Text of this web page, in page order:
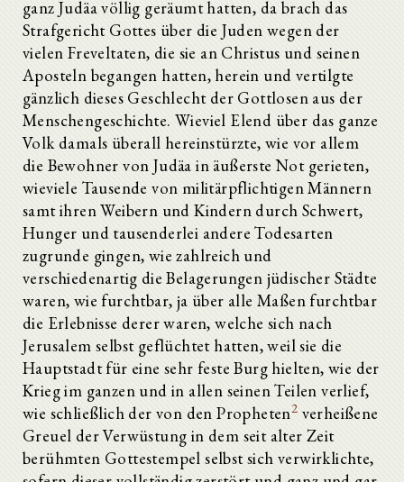
ganz Judäa völlig geräumt hatten, da brach das
Strafgericht Gottes über die Juden wegen der
vielen Freveltaten, die sie an Christus und seinen
Aposteln begangen hatten, herein und vertilgte
gänzlich dieses Geschlecht der Gottlosen aus der
Menschengeschichte. Wieviel Elend über das ganze
Volk damals überall hereinstürzte, wie vor allem
die Bewohner von Judäa in äußerste Not gerieten,
wieviele Tausende von militärpflichtigen Männern
samt ihren Weibern und Kindern durch Schwert,
Hunger und tausenderlei andere Todesarten
zugrunde gingen, wie zahlreich und
verschiedenartig die Belagerungen jüdischer Städte
waren, wie furchtbar, ja über alle Maßen furchtbar
die Erlebnisse derer waren, welche sich nach
Jerusalem selbst geflüchtet hatten, weil sie die
Hauptstadt für eine sehr feste Burg hielten, wie der
Krieg im ganzen und in allen seinen Teilen verlief,
wie schließlich der von den Propheten2 verheißene
Greuel der Verwüstung in dem seit alter Zeit
berühmten Gottestempel selbst sich verwirklichte,